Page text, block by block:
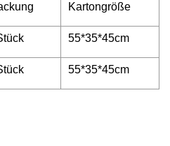
Kartongröße
55*35*45cm
55*35*45cm